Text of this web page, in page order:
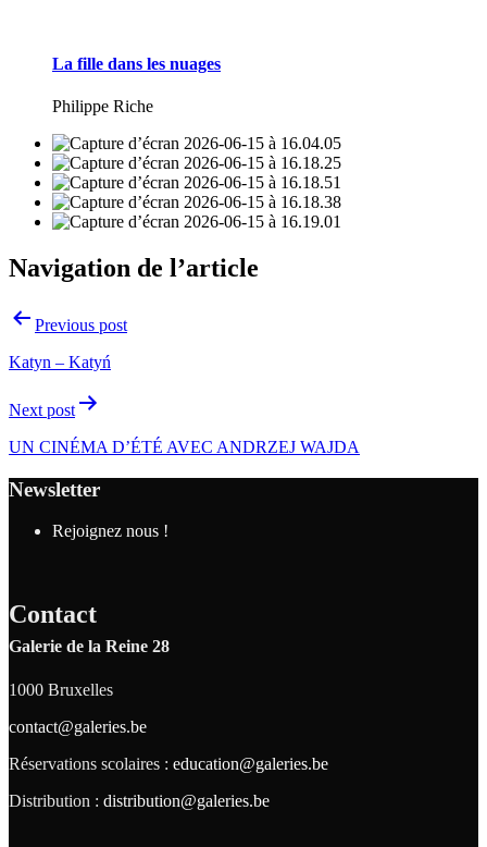
La fille dans les nuages
Philippe Riche
Navigation de l’article
Previous post
Katyn – Katyń
Next post
UN CINÉMA D’ÉTÉ AVEC ANDRZEJ WAJDA
Newsletter
Rejoignez nous !
Contact
Galerie de la Reine 28
1000 Bruxelles
contact@galeries.be
Réservations scolaires : education@galeries.be
Distribution : distribution@galeries.be